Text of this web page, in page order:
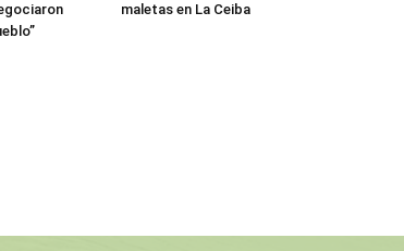
maletas en La Ceiba